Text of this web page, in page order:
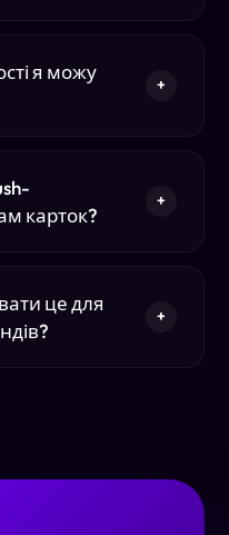
я можу
+
карток?
+
це для
+